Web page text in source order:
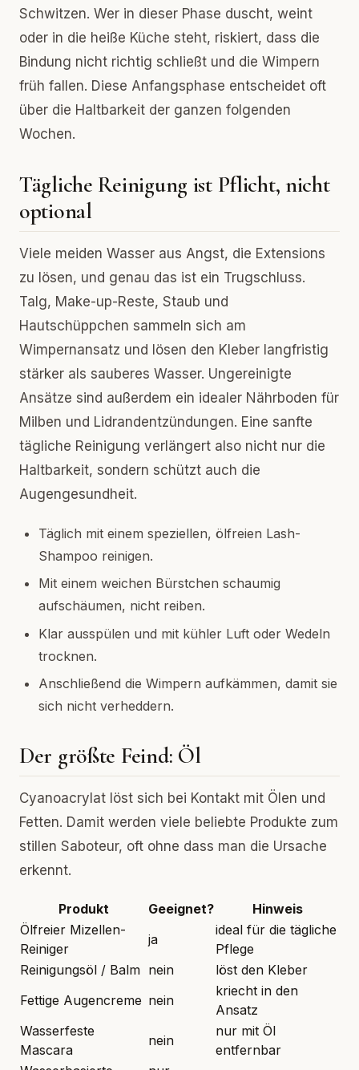
Schwitzen. Wer in dieser Phase duscht, weint
oder in die heiße Küche steht, riskiert, dass die
Bindung nicht richtig schließt und die Wimpern
früh fallen. Diese Anfangsphase entscheidet oft
über die Haltbarkeit der ganzen folgenden
Wochen.
Tägliche Reinigung ist Pflicht, nicht
optional
Viele meiden Wasser aus Angst, die Extensions
zu lösen, und genau das ist ein Trugschluss.
Talg, Make-up-Reste, Staub und
Hautschüppchen sammeln sich am
Wimpernansatz und lösen den Kleber langfristig
stärker als sauberes Wasser. Ungereinigte
Ansätze sind außerdem ein idealer Nährboden für
Milben und Lidrandentzündungen. Eine sanfte
tägliche Reinigung verlängert also nicht nur die
Haltbarkeit, sondern schützt auch die
Augengesundheit.
Täglich mit einem speziellen, ölfreien Lash-
Shampoo reinigen.
Mit einem weichen Bürstchen schaumig
aufschäumen, nicht reiben.
Klar ausspülen und mit kühler Luft oder Wedeln
trocknen.
Anschließend die Wimpern aufkämmen, damit sie
sich nicht verheddern.
Der größte Feind: Öl
Cyanoacrylat löst sich bei Kontakt mit Ölen und
Fetten. Damit werden viele beliebte Produkte zum
stillen Saboteur, oft ohne dass man die Ursache
erkennt.
Produkt Geeignet?
Hinweis
Ölfreier Mizellen-
Reiniger
ja
ideal für die tägliche
Pflege
Reinigungsöl / Balm nein
löst den Kleber
Fettige Augencreme nein
kriecht in den
Ansatz
Wasserfeste
Mascara
nein
nur mit Öl
entfernbar